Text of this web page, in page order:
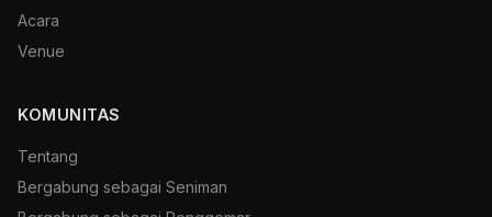
Acara
Venue
KOMUNITAS
Tentang
Bergabung sebagai Seniman